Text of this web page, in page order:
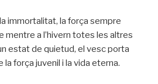
immortalitat, la força sempre
mentre a l’hivern totes les altres
estat de quietud, el vesc porta
força juvenil i la vida eterna.